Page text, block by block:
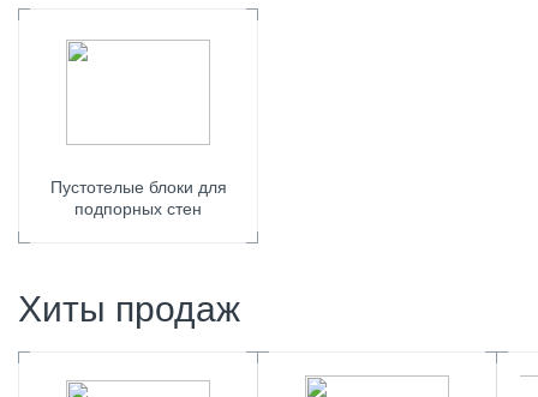
Пустотелые блоки для
подпорных стен
Хиты продаж